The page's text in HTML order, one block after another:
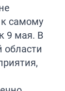
самому
9 мая. В
области